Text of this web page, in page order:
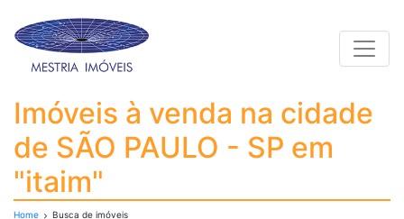
Imóveis à venda na
Imóveis à venda na cidade
de SÃO PAULO - SP em
"itaim"
Home Busca de imóveis